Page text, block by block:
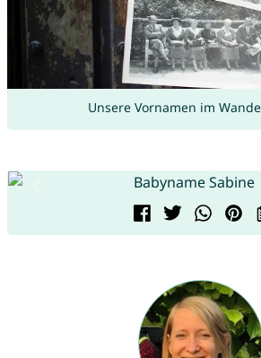
Unsere Vornamen im